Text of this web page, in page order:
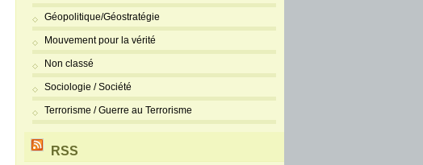
Géopolitique/Géostratégie
Mouvement pour la vérité
Non classé
Sociologie / Société
Terrorisme / Guerre au Terrorisme
RSS